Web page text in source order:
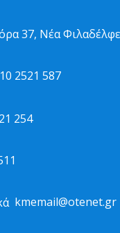
37, Νέα
2521 587
254
kmemail@otenet.gr